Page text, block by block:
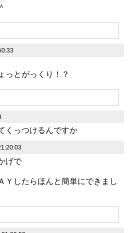
っとがっくり！？
くっつけるんですか
げで
Ｙしたらほんと簡単にできまし